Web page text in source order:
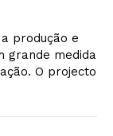
produção e
grande medida
O projecto